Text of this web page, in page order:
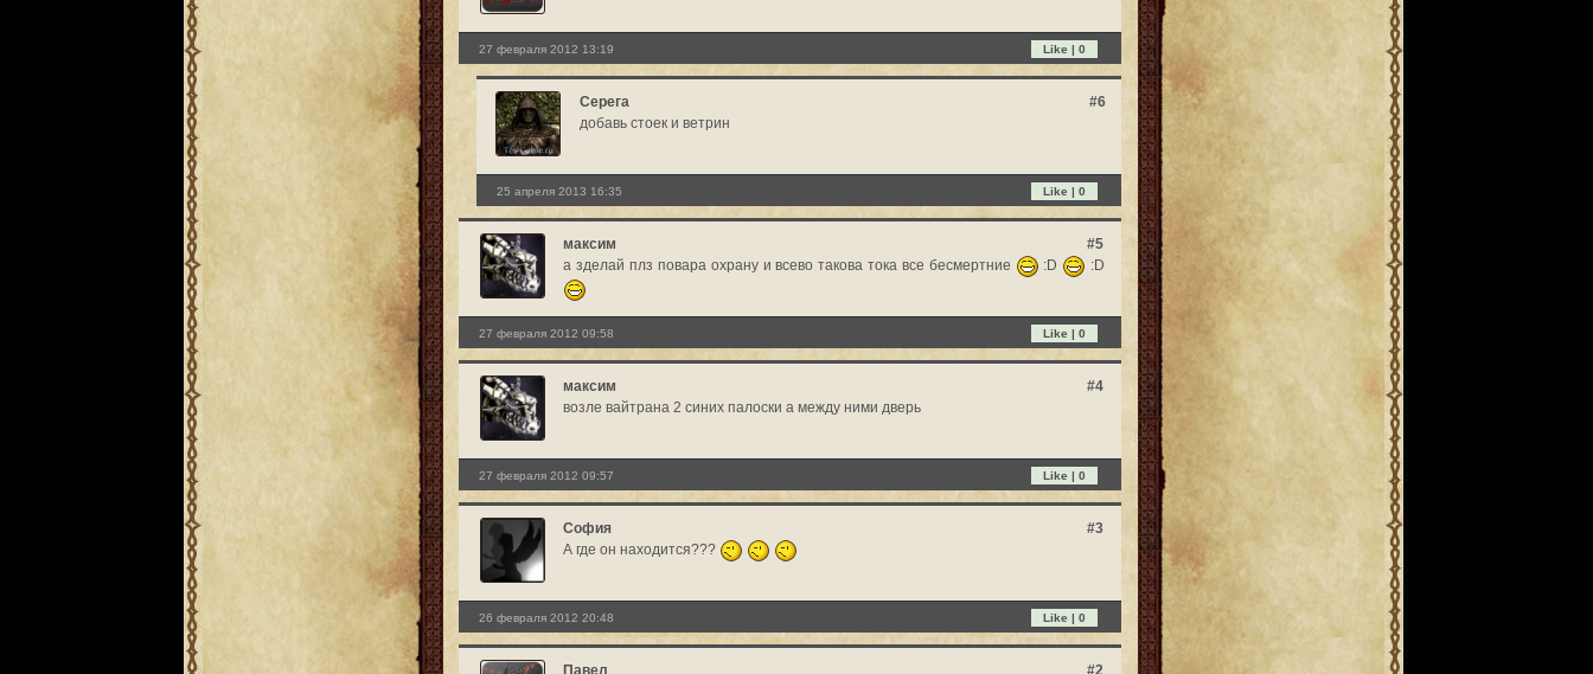
27 февраля 2012 13:19 Like | 0
Серега
#6
добавь стоек и ветрин
25 апреля 2013 16:35 Like |0
максим
#5
а зделай плз повара охрану и всево такова тока все бесмертние
:D :D
27 февраля 2012 09:58 Like | 0
максим
#4
возле вайтрана 2 синих палоски а между ними дверь
27 февраля 2012 09:57 Like | 0
София
#3
А где он находится???
26 февраля 2012 20:48 Like | 0
Павел #2